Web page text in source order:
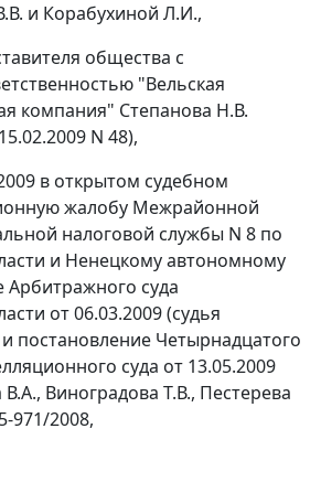
и Корабухиной Л.И.,
общества с
"Вельская
компания" Степанова Н.В.
N 48),
в открытом судебном
жалобу Межрайонной
налоговой службы N 8 по
и Ненецкому автономному
Арбитражного суда
от 06.03.2009 (судья
постановление Четырнадцатого
суда от 13.05.2009
Виноградова Т.В., Пестерева
971/2008,